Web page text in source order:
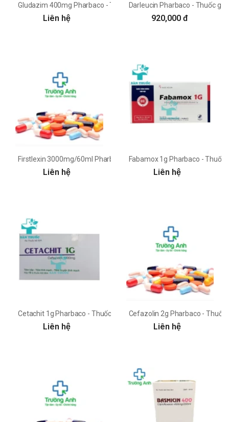
Gludazim 400mg Pharbaco - Thuốc dự phòng và điều trị nhiễm
Liên hệ
Darleucin Pharbaco - Thuốc
920,000 đ
Firstlexin 3000mg/60ml Pharbaco - Thuốc điều trị nhiễm khuẩn
Liên hệ
Fabamox 1g Pharbaco - Thuốc
Liên hệ
Cetachit 1g Pharbaco - Thuốc kháng sinh trị nhiễm khuẩn
Liên hệ
Cefazolin 2g Pharbaco - Thuốc
Liên hệ